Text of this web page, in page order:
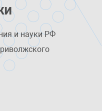
и науки РФ